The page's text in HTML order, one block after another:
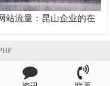
站流量：昆山企业的在